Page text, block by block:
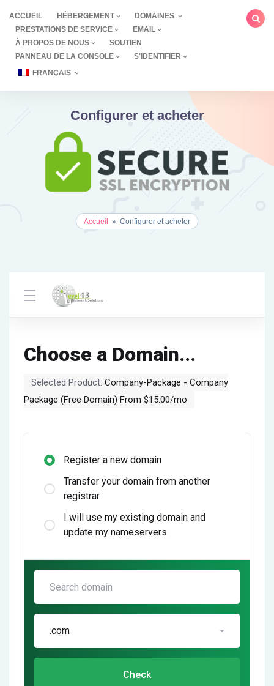
au
contenu
ACCUEIL HÉBERGEMENT
DOMAINES
PRESTATIONS DE SERVICE
EMAIL
À PROPOS DE NOUS
SOUTIEN
PANNEAU DE LA CONSOLE
S'IDENTIFIER
FRANÇAIS
Configurer et acheter
Accueil » Configurer et acheter